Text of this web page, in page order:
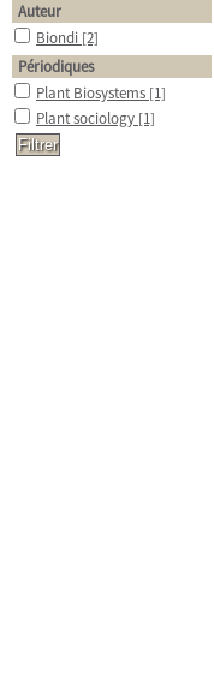
Auteur
Biondi [2]
Périodiques
Plant Biosystems [1]
Plant sociology [1]